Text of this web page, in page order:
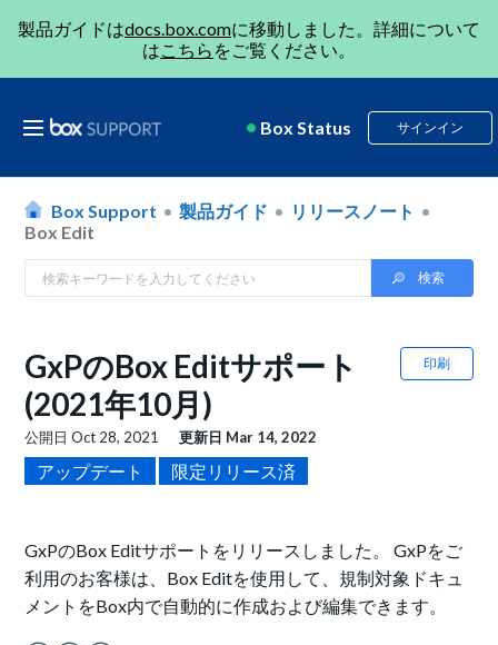
製品ガイドはdocs.box.comに移動しました。詳細について
はこちら をご覧ください。
Box Status サインイン
Box Support 製品ガイド
リリースノート
Box Edit
印刷
GxPのBox Editサポート
(2021年10月)
公開日Oct 28, 2021 更新日 Mar 14, 2022
アップデート 限定リリース済
GxPのBox Editサポートをリリースしました。 GxPをご
利用のお客様は、Box Editを使用して、規制対象ドキュ
メントをBox内で自動的に作成および編集できます。